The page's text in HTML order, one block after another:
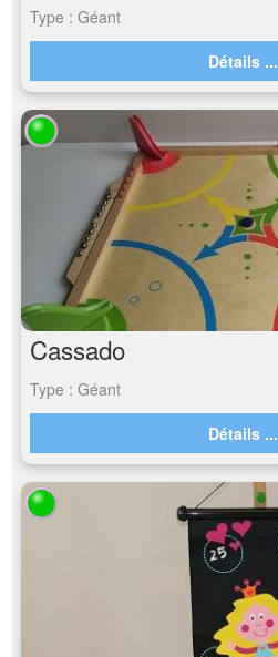
Type : Géant
Détails ...
Cassado
Type : Géant
Détails ...